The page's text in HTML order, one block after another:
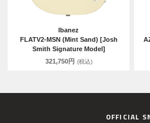
Ibanez
FLATV2-MSN (Mint Sand) [Josh
Smith Signature Model]
321,750円 (税込)
OFFICIAL